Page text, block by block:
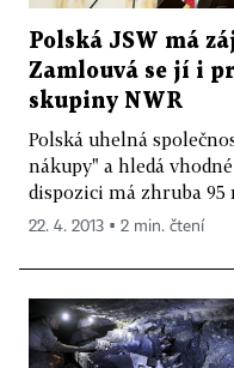
Polská JSW má
Zamlouvá se jí i
skupiny NWR
Polská uhelná
nákupy" a hledá
dispozici má zhruba
22. 4. 2013 ▪ 2 min. čtení